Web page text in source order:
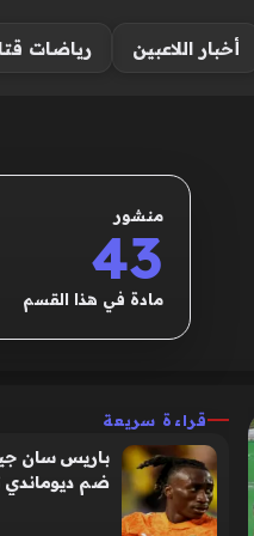
أخبار اللاعبين رياضات
منشور
43
مادة في هذا القسم
قراءة سريعة
باريس سان
ضم ديوماندي